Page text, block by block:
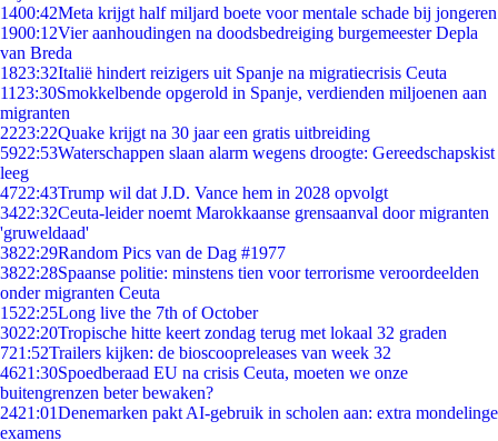
1400:42Meta krijgt half miljard boete voor mentale schade bij jongeren
1900:12Vier aanhoudingen na doodsbedreiging burgemeester Depla
van Breda
1823:32Italië hindert reizigers uit Spanje na migratiecrisis Ceuta
11 23:30Smokkelbende opgerold in Spanje, verdienden miljoenen aan
migranten
2223:22Quake krijgt na 30 jaar een gratis uitbreiding
5922:53Waterschappen slaan alarm wegens droogte: Gereedschapskist
leeg
4722:43Trump wil dat J.D. Vance hem in 2028 opvolgt
3422:32Ceuta-leider noemt Marokkaanse grensaanval door migranten
'gruweldaad'
3822:29Random Pics van de Dag #1977
3822:28Spaanse politie: minstens tien voor terrorisme veroordeelden
onder migranten Ceuta
1522:25Long live the 7th of October
3022:20Tropische hitte keert zondag terug met lokaal 32 graden
721:52Trailers kijken: de bioscoopreleases van week 32
4621:30Spoedberaad EU na crisis Ceuta, moeten we onze
buitengrenzen beter bewaken?
2421:01Denemarken pakt AI-gebruik in scholen aan: extra mondelinge
examens